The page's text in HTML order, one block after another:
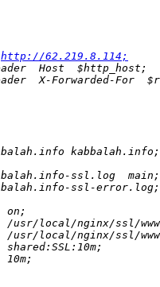
http://62.219.8.114;